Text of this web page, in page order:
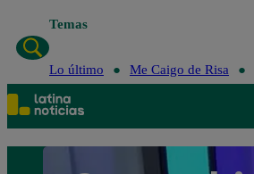
Temas
Lo último Me Caigo de Risa